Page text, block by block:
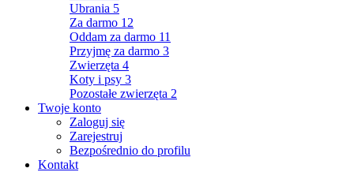
Ubrania 5
Za darmo 12
Oddam za darmo 11
Przyjmę za darmo 3
Zwierzęta 4
Koty i psy 3
Pozostałe zwierzęta 2
Twoje konto
Zaloguj się
Zarejestruj
Bezpośrednio do profilu
Kontakt